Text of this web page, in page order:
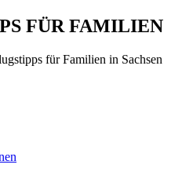
FÜR FAMILIEN
für Familien in Sachsen